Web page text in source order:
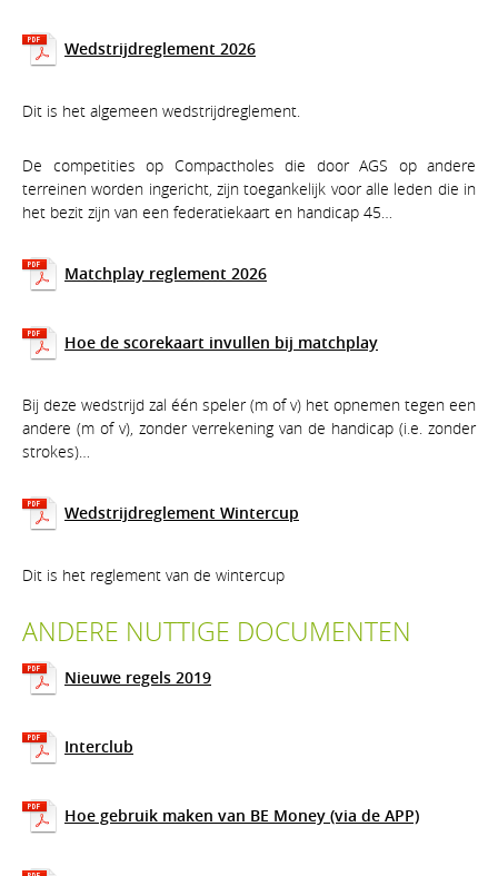
Wedstrijdreglement 2026
Dit is het algemeen wedstrijdreglement.
De competities op Compactholes die door AGS op andere
terreinen worden ingericht, zijn toegankelijk voor alle leden die in
het bezit zijn van een federatiekaart en handicap 45…
Matchplay reglement 2026
Hoe de scorekaart invullen bij matchplay
Bij deze wedstrijd zal één speler (m of v) het opnemen tegen een
andere (m of v), zonder verrekening van de handicap (i.e. zonder
strokes)…
Wedstrijdreglement Wintercup
Dit is het reglement van de wintercup
ANDERE NUTTIGE DOCUMENTEN
Nieuwe regels 2019
Interclub
Hoe gebruik maken van BE Money (via de APP)